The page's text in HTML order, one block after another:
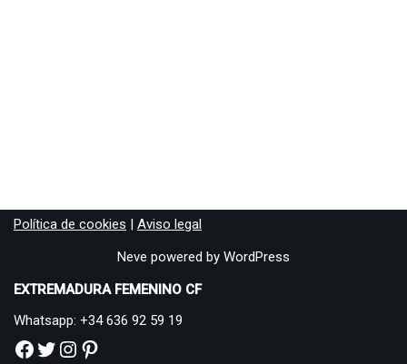
Política de cookies | Aviso legal
Neve powered by WordPress
EXTREMADURA FEMENINO CF
Whatsapp: +34 636 92 59 19